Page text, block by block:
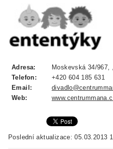
Adresa:
Moskevská 34/967,
Telefon:
+420 604 185 631
Email:
Web:
Poslední aktualizace: 05.03.2013